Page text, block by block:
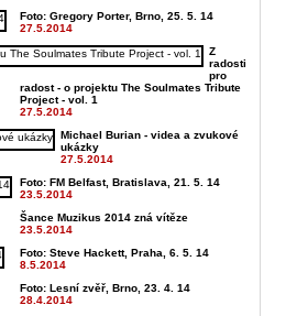
Foto: Gregory Porter, Brno, 25. 5. 14
27.5.2014
Z
radosti
pro
radost - o projektu The Soulmates Tribute
Project - vol. 1
27.5.2014
Michael Burian - videa a zvukové
ukázky
27.5.2014
Foto: FM Belfast, Bratislava, 21. 5. 14
23.5.2014
Šance Muzikus 2014 zná vítěze
23.5.2014
Foto: Steve Hackett, Praha, 6. 5. 14
8.5.2014
Foto: Lesní zvěř, Brno, 23. 4. 14
28.4.2014